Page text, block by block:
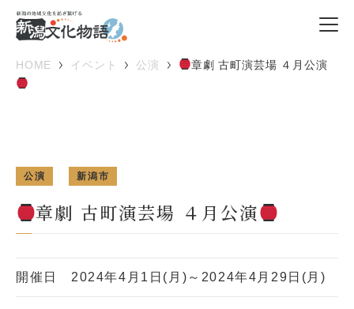
HOME イベント 公演 章劇 古町演芸場 ４月公演
公演 新潟市
章劇 古町演芸場 ４月公演
開催日 2024年4月1日(月)～2024年4月29日(月)